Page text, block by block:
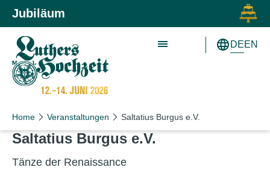
Zum Inhalt springen
Zur Hauptnavigation springen
Jubiläum
DEEN
Home Veranstaltungen Saltatius Burgus e.V.
Saltatius Burgus e.V.
Tänze der Renaissance